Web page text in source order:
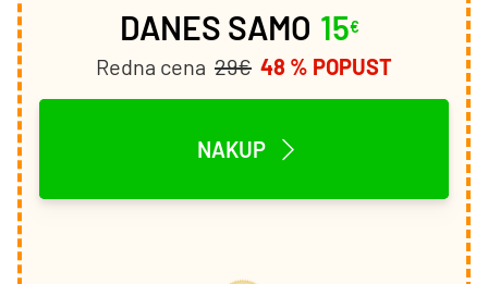
DANES SAMO 15€
Redna cena 29€ 48 % POPUST
NAKUP